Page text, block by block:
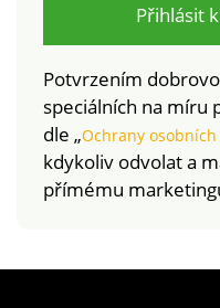
Přihlásit
Potvrzením
speciálních na míru
dle „Ochrany
kdykoliv odvolat a
přímému